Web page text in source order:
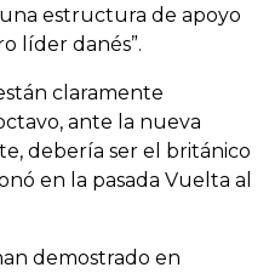
estructura de apoyo
líder danés”.
claramente
ante la nueva
debería ser el británico
en la pasada Vuelta al
demostrado en